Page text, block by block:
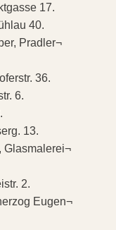
17.
40.
Pradler¬
36.
6.
13.
Glasmalerei¬
2.
Eugen¬